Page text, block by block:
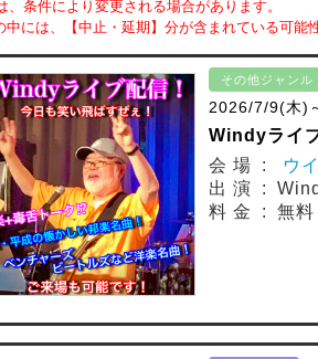
、条件により変更される場合があります。
には、【中止・延期】分が含まれている可能
その他ジャンル
2026/7/9(木)
Windyライ
会 場 :
ウ
出 演 :
料 金 : 無料